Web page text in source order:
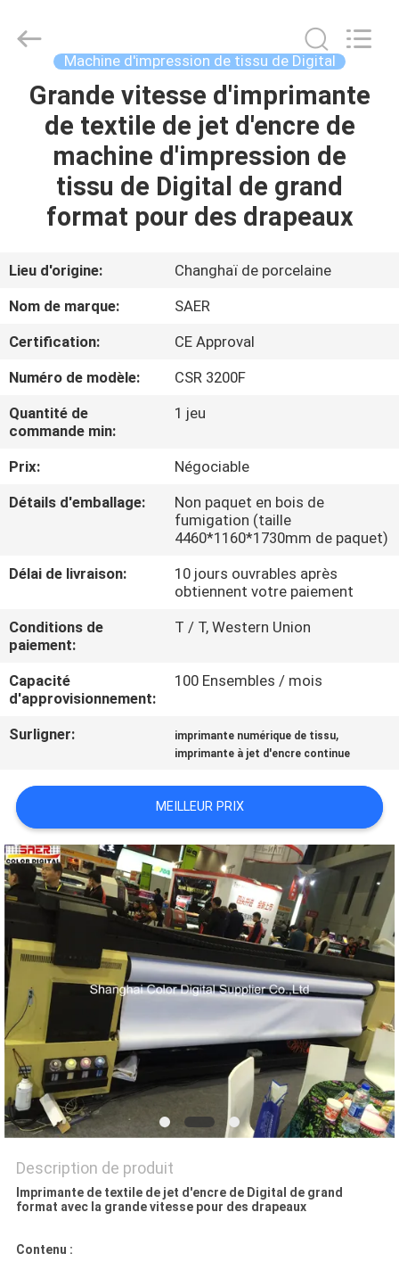
APERÇU
PRODUITS
VIDÉOS
A
PROPOS
NOUS
VISITE
D'USINE
CONTRÔLE
LA
CONTACT
NOUVELLES
LES
CAS
COMPANY
NEWS
PLAN
DU
SITE
POLITIQUE
DE
CONFIDENTIALITÉ
Digital
Machine d'impression de tissu de Digital
Grande vitesse d'imprimante
de textile de jet d'encre de
machine d'impression de
tissu de Digital de grand
format pour des drapeaux
Lieu d'origine:
Changhaï de porcelaine
Nom de marque:
SAER
Certification:
CE Approval
Numéro de modèle:
CSR 3200F
Quantité de
commande min:
1 jeu
Prix:
Négociable
Détails d'emballage:
Non paquet en bois de
fumigation (taille
4460*1160*1730mm de paquet)
Délai de livraison:
10 jours ouvrables après
obtiennent votre paiement
Conditions de
paiement:
T / T, Western Union
Capacité
d'approvisionnement:
100 Ensembles / mois
Surligner: imprimante numérique de tissu,
imprimante à jet d'encre continue
MEILLEUR PRIX
Description de produit
Imprimante de textile de jet d'encre de Digital de grand
format avec la grande vitesse pour des drapeaux
Contenu :